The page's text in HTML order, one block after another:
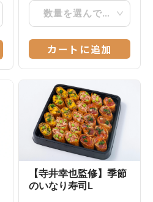
数量を選んでください
カートに追加
【寺井幸也監修】季節
のいなり寿司L